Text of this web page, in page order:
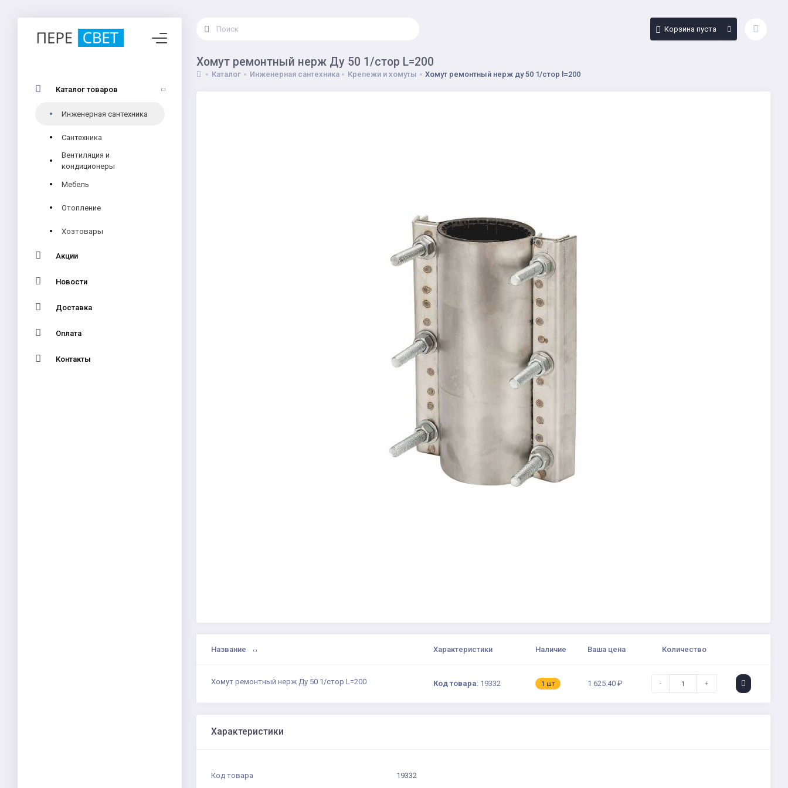
Каталог товаров
Инженерная сантехника
Сантехника
Вентиляция и
кондиционеры
Мебель
Отопление
Хозтовары
Акции
Новости
Доставка
Оплата
Контакты
Корзина пуста
Хомут ремонтный нерж Ду 50 1/стор L=200
Каталог Инженерная сантехника Крепежи и хомуты Хомут ремонтный нерж ду 50 1/стор l=200
Название Характеристики Наличие Ваша цена Количество
Хомут ремонтный нерж Ду 50 1/стор L=200 Код товара: 19332 1 шт 1 625.40 ₽ - +
Характеристики
Код товара 19332